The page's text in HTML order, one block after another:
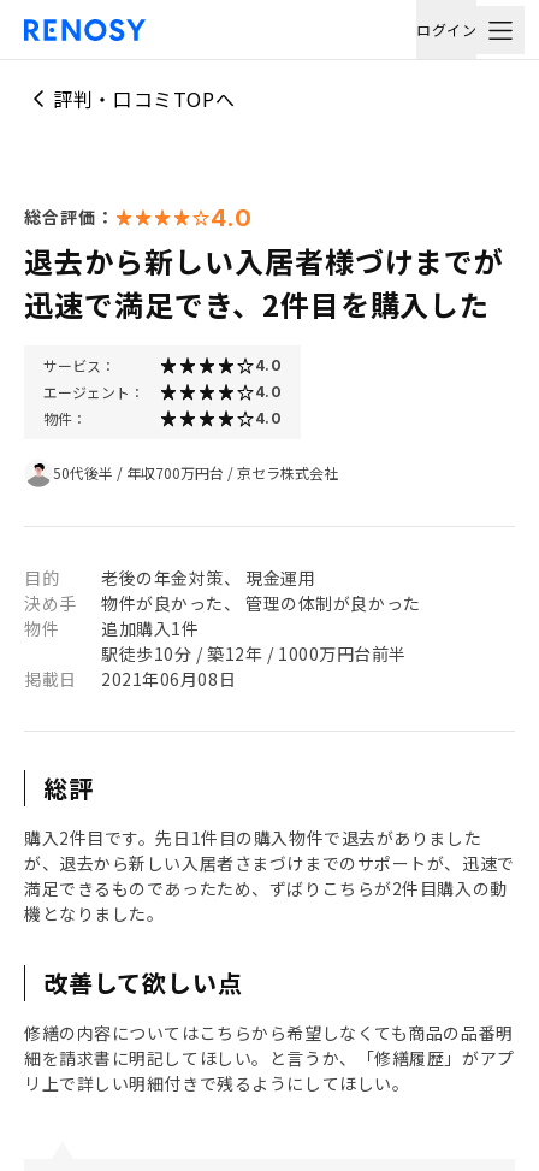
ログイン
評判・口コミTOPへ
総合評価： 4.0
退去から新しい入居者様づけまでが
迅速で満足でき、2件目を購入した
サービス： 4.0
エージェント： 4.0
物件： 4.0
50代後半 / 年収700万円台 /京セラ株式会社
目的
老後の年金対策、 現金運用
決め手
物件が良かった、 管理の体制が良かった
物件
追加購入1件
駅徒歩10分 / 築12年 / 1000万円台前半
掲載日
2021年06月08日
総評
購入2件目です。先日1件目の購入物件で退去がありました
が、退去から新しい入居者さまづけまでのサポートが、迅速で
満足できるものであったため、ずばりこちらが2件目購入の動
機となりました。
改善して欲しい点
修繕の内容についてはこちらから希望しなくても商品の品番明
細を請求書に明記してほしい。と言うか、「修繕履歴」がアプ
リ上で詳しい明細付きで残るようにしてほしい。